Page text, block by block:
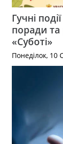
Гучні
поради та
«Суботі»
Понеділок, 10